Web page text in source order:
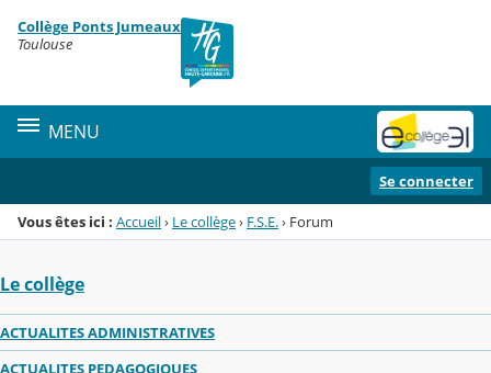
Menu de la rubrique
Contenu
Collège Ponts Jumeaux
Toulouse
MENU
Se connecter
Vous êtes ici : Accueil› Le collège› F.S.E.› Forum
Le collège
ACTUALITES ADMINISTRATIVES
ACTUALITES PEDAGOGIQUES